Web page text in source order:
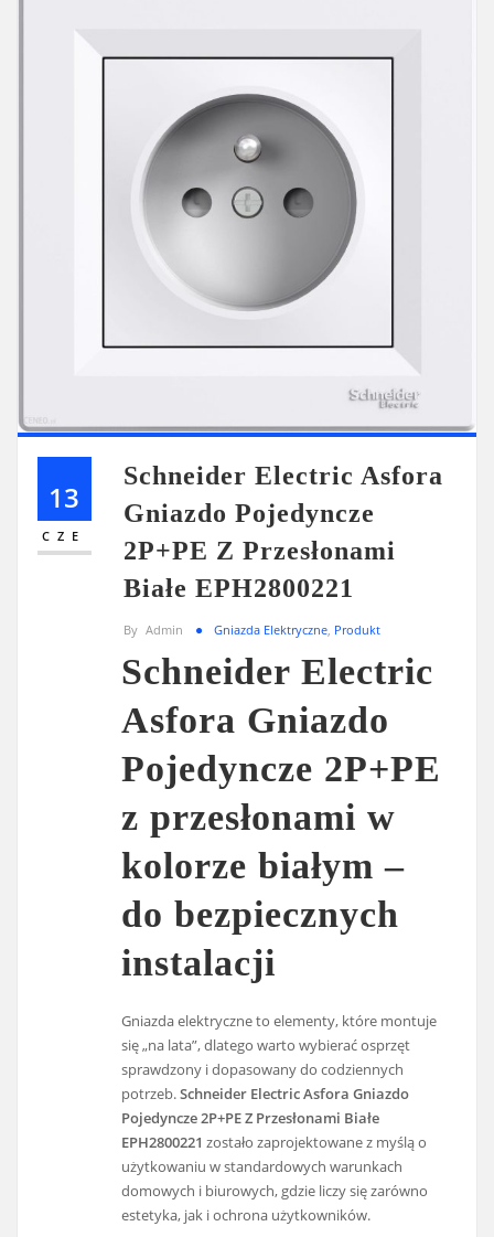
13
CZE
Schneider Electric Asfora
Gniazdo Pojedyncze
2P+PE Z Przesłonami
Białe EPH2800221
By Admin Gniazda Elektryczne Produkt
Schneider Electric
Asfora Gniazdo
Pojedyncze 2P+PE
z przesłonami w
kolorze białym –
do bezpiecznych
instalacji
Gniazda elektryczne to elementy, które montuje
się „na lata”, dlatego warto wybierać osprzęt
sprawdzony i dopasowany do codziennych
potrzeb.Schneider Electric Asfora Gniazdo
Pojedyncze 2P+PE Z Przesłonami Białe
EPH2800221 zostało zaprojektowane z myślą o
użytkowaniu w standardowych warunkach
domowych i biurowych, gdzie liczy się zarówno
estetyka, jak i ochrona użytkowników.